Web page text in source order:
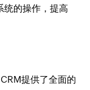
统的操作，提高
提供了全面的